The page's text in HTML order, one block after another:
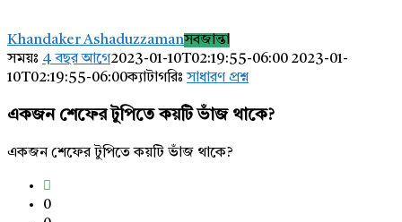
Latest
প্রশ্ন
Khandaker Ashaduzzamanসবজান্তা
সময়ঃ 4 বছর আগে2023-01-10T02:19:55-06:00 2023-01-
10T02:19:55-06:00ক্যাটাগরিঃসাধারণ প্রশ্ন
একজন শেফের টুপিতে কয়টি ভাঁজ থাকে?
একজন শেফের টুপিতে কয়টি ভাঁজ থাকে?
0